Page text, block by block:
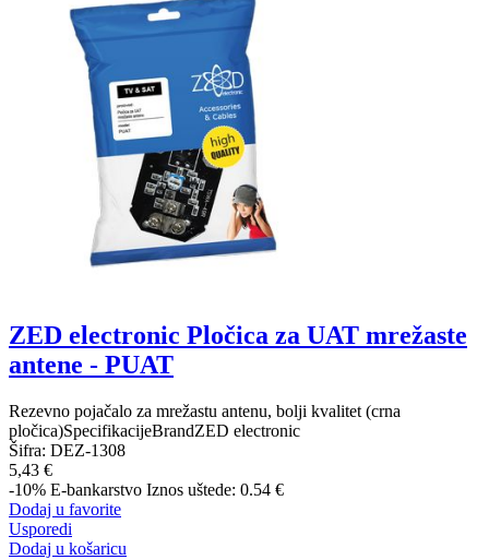
ZED electronic Pločica za UAT mrežaste
antene - PUAT
Rezevno pojačalo za mrežastu antenu, bolji kvalitet (crna
pločica)SpecifikacijeBrandZED electronic
Šifra: DEZ-1308
5,43 €
-10% E-bankarstvo Iznos uštede: 0.54 €
Dodaj u favorite
Usporedi
Dodaj u košaricu